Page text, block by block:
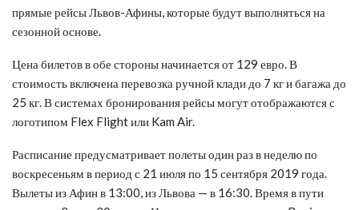
прямые рейсы Львов-Афины, которые будут выполняться на
сезонной основе.
Цена билетов в обе стороны начинается от 129 евро. В
стоимость включена перевозка ручной клади до 7 кг и багажа до
25 кг. В системах бронирования рейсы могут отображаются с
логотипом Flex Flight или Kam Air.
Расписание предусматривает полеты один раз в неделю по
воскресеньям в период с 21 июля по 15 сентября 2019 года.
Вылеты из Афин в 13:00, из Львова — в 16:30. Время в пути